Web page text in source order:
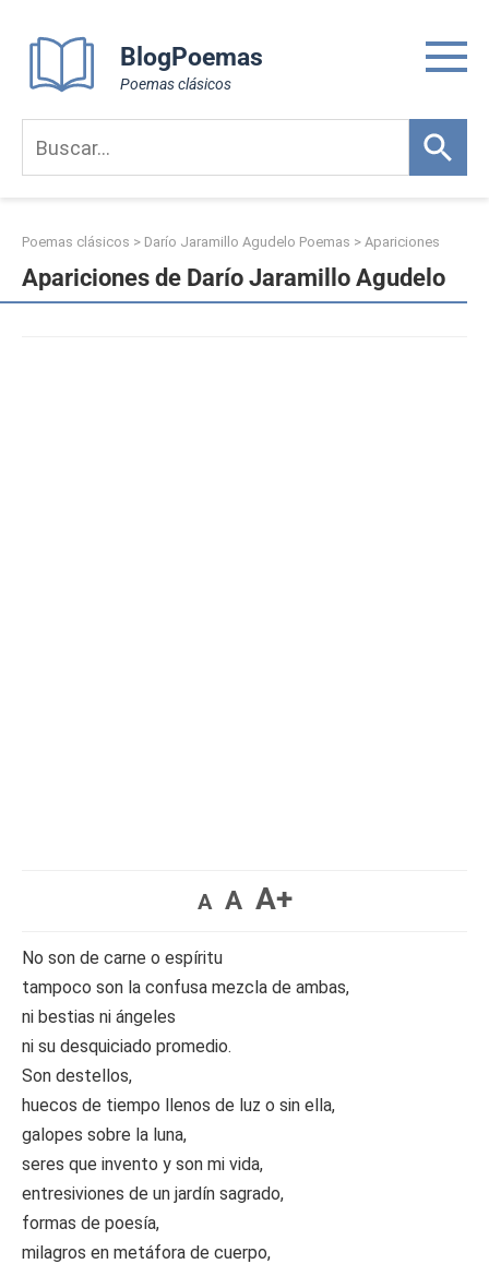
content
BlogPoemas
Poemas clásicos
Poemas clásicos > Darío Jaramillo Agudelo Poemas > Apariciones
Apariciones de Darío Jaramillo Agudelo
A A A+
No son de carne o espíritu
tampoco son la confusa mezcla de ambas,
ni bestias ni ángeles
ni su desquiciado promedio.
Son destellos,
huecos de tiempo llenos de luz o sin ella,
galopes sobre la luna,
seres que invento y son mi vida,
entresiviones de un jardín sagrado,
formas de poesía,
milagros en metáfora de cuerpo,